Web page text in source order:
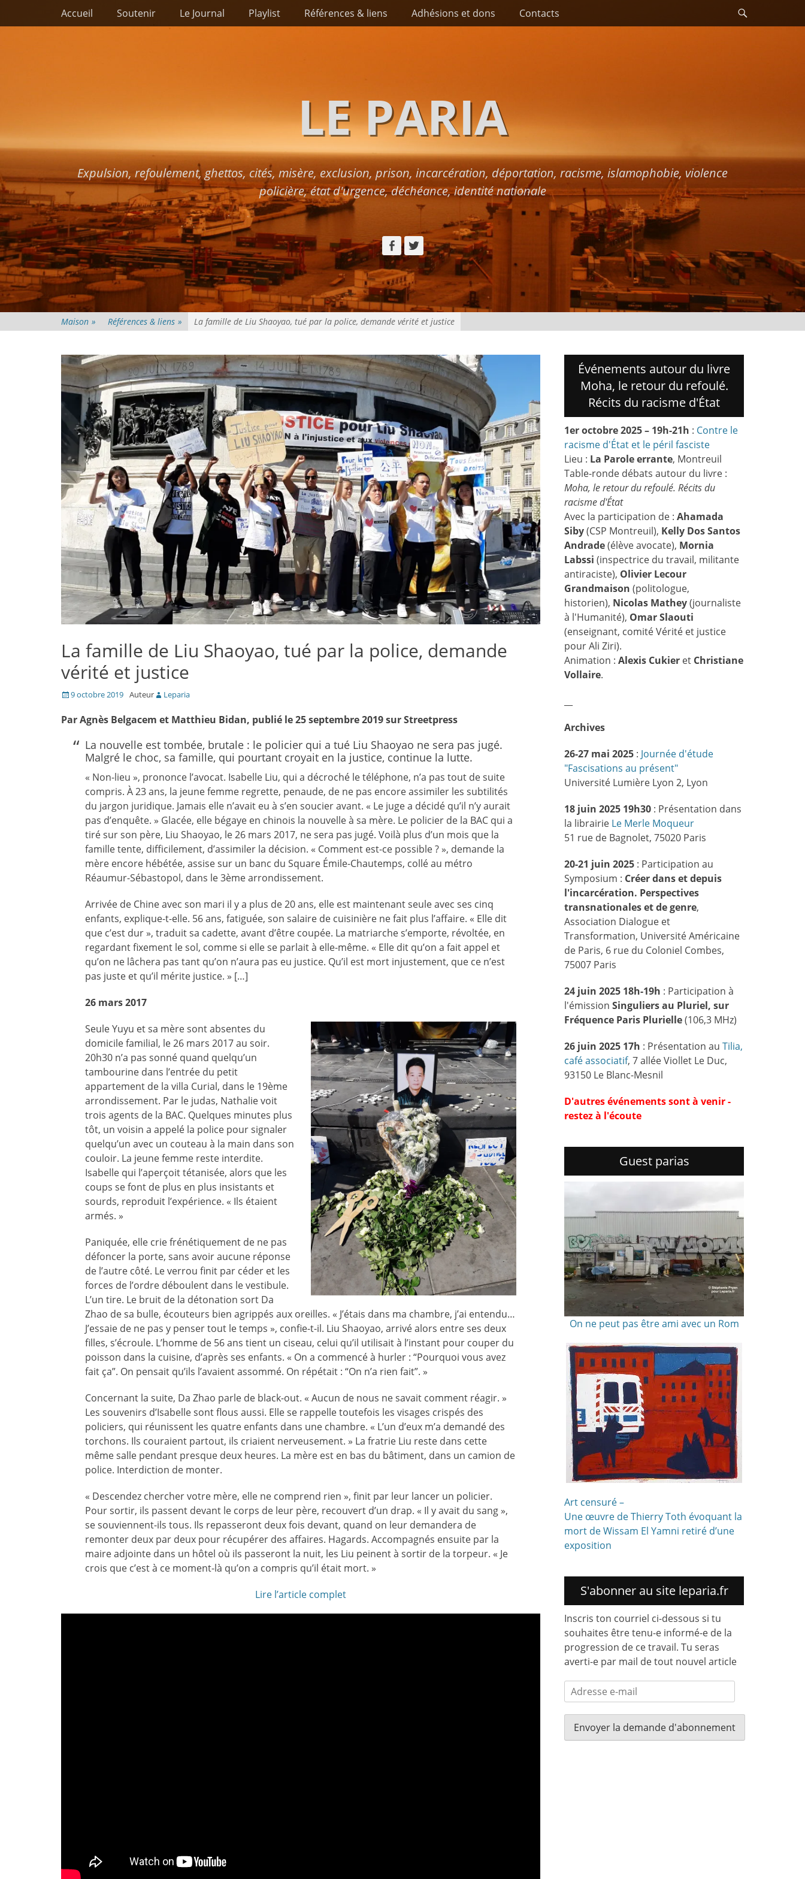
Passer
Premier menu
Accueil Soutenir Le Journal Playlist Références & liens Adhésions et dons Contacts
LE PARIA
Expulsion, refoulement, ghettos, cités, misère, exclusion, prison, incarcération, déportation, racisme, islamophobie, violence
policière, état d'urgence, déchéance, identité nationale
Facebook
Twitter
Maison » Références & liens » La famille de Liu Shaoyao, tué par la police, demande vérité et justice
La famille de Liu Shaoyao, tué par la police, demande
vérité et justice
Posté9 octobre 2019 Auteur Leparia
Par Agnès Belgacem et Matthieu Bidan, publié le 25 septembre 2019 sur Streetpress
La nouvelle est tombée, brutale : le policier qui a tué Liu Shaoyao ne sera pas jugé.
Malgré le choc, sa famille, qui pourtant croyait en la justice, continue la lutte.
« Non-lieu », prononce l’avocat. Isabelle Liu, qui a décroché le téléphone, n’a pas tout de suite
compris. À 23 ans, la jeune femme regrette, penaude, de ne pas encore assimiler les subtilités
du jargon juridique. Jamais elle n’avait eu à s’en soucier avant. « Le juge a décidé qu’il n’y aurait
pas d’enquête. » Glacée, elle bégaye en chinois la nouvelle à sa mère. Le policier de la BAC qui a
tiré sur son père, Liu Shaoyao, le 26 mars 2017, ne sera pas jugé. Voilà plus d’un mois que la
famille tente, difficilement, d’assimiler la décision. « Comment est-ce possible ? », demande la
mère encore hébétée, assise sur un banc du Square Émile-Chautemps, collé au métro
Réaumur-Sébastopol, dans le 3ème arrondissement.
Arrivée de Chine avec son mari il y a plus de 20 ans, elle est maintenant seule avec ses cinq
enfants, explique-t-elle. 56 ans, fatiguée, son salaire de cuisinière ne fait plus l’affaire. « Elle dit
que c’est dur », traduit sa cadette, avant d’être coupée. La matriarche s’emporte, révoltée, en
regardant fixement le sol, comme si elle se parlait à elle-même. « Elle dit qu’on a fait appel et
qu’on ne lâchera pas tant qu’on n’aura pas eu justice. Qu’il est mort injustement, que ce n’est
pas juste et qu’il mérite justice. » […]
26 mars 2017
Seule Yuyu et sa mère sont absentes du
domicile familial, le 26 mars 2017 au soir.
20h30 n’a pas sonné quand quelqu’un
tambourine dans l’entrée du petit
appartement de la villa Curial, dans le 19ème
arrondissement. Par le judas, Nathalie voit
trois agents de la BAC. Quelques minutes plus
tôt, un voisin a appelé la police pour signaler
quelqu’un avec un couteau à la main dans son
couloir. La jeune femme reste interdite.
Isabelle qui l’aperçoit tétanisée, alors que les
coups se font de plus en plus insistants et
sourds, reproduit l’expérience. « Ils étaient
armés. »
Paniquée, elle crie frénétiquement de ne pas
défoncer la porte, sans avoir aucune réponse
de l’autre côté. Le verrou finit par céder et les
forces de l’ordre déboulent dans le vestibule.
L’un tire. Le bruit de la détonation sort Da
Zhao de sa bulle, écouteurs bien agrippés aux oreilles. « J’étais dans ma chambre, j’ai entendu…
J’essaie de ne pas y penser tout le temps », confie-t-il. Liu Shaoyao, arrivé alors entre ses deux
filles, s’écroule. L’homme de 56 ans tient un ciseau, celui qu’il utilisait à l’instant pour couper du
poisson dans la cuisine, d’après ses enfants. « On a commencé à hurler : “Pourquoi vous avez
fait ça”. On pensait qu’ils l’avaient assommé. On répétait : “On n’a rien fait”. »
Concernant la suite, Da Zhao parle de black-out. « Aucun de nous ne savait comment réagir. »
Les souvenirs d’Isabelle sont flous aussi. Elle se rappelle toutefois les visages crispés des
policiers, qui réunissent les quatre enfants dans une chambre. « L’un d’eux m’a demandé des
torchons. Ils couraient partout, ils criaient nerveusement. » La fratrie Liu reste dans cette
même salle pendant presque deux heures. La mère est en bas du bâtiment, dans un camion de
police. Interdiction de monter.
« Descendez chercher votre mère, elle ne comprend rien », finit par leur lancer un policier.
Pour sortir, ils passent devant le corps de leur père, recouvert d’un drap. « Il y avait du sang »,
se souviennent-ils tous. Ils repasseront deux fois devant, quand on leur demandera de
remonter deux par deux pour récupérer des affaires. Hagards. Accompagnés ensuite par la
maire adjointe dans un hôtel où ils passeront la nuit, les Liu peinent à sortir de la torpeur. « Je
crois que c’est à ce moment-là qu’on a compris qu’il était mort. »
Lire l’article complet
Événements autour du livre
Moha, le retour du refoulé.
Récits du racisme d'État
1er octobre 2025 – 19h-21h : Contre le
racisme d'État et le péril fasciste
Lieu : La Parole errante, Montreuil
Table-ronde débats autour du livre :
Moha, le retour du refoulé. Récits du
racisme d'État
Avec la participation de : Ahamada
Siby(CSP Montreuil), Kelly Dos Santos
Andrade(élève avocate), Mornia
Labssi (inspectrice du travail, militante
antiraciste), Olivier Lecour
Grandmaison (politologue,
historien), Nicolas Mathey(journaliste
à l'Humanité), Omar Slaouti
(enseignant, comité Vérité et justice
pour Ali Ziri).
Animation : Alexis Cukier et Christiane
Vollaire.
Archives
26-27 mai 2025 : Journée d'étude
"Fascisations au présent"
Université Lumière Lyon 2, Lyon
18 juin 2025 19h30 : Présentation dans
la librairie Le Merle Moqueur
51 rue de Bagnolet, 75020 Paris
20-21 juin 2025 : Participation au
Symposium : Créer dans et depuis
l'incarcération. Perspectives
transnationales et de genre,
Association Dialogue et
Transformation, Université Américaine
de Paris, 6 rue du Coloniel Combes,
75007 Paris
24 juin 2025 18h-19h : Participation à
l'émission Singuliers au Pluriel, sur
Fréquence Paris Plurielle(106,3 MHz)
26 juin 2025 17h : Présentation au Tilia,
café associatif, 7 allée Viollet Le Duc,
93150 Le Blanc-Mesnil
D'autres événements sont à venir -
restez à l'écoute
Guest parias
On ne peut pas être ami avec un Rom
Art censuré –
Une œuvre de Thierry Toth évoquant la
mort de Wissam El Yamni retiré d’une
exposition
S'abonner au site leparia.fr
Inscris ton courriel ci-dessous si tu
souhaites être tenu-e informé-e de la
progression de ce travail. Tu seras
averti-e par mail de tout nouvel article
Adresse
e-
mail